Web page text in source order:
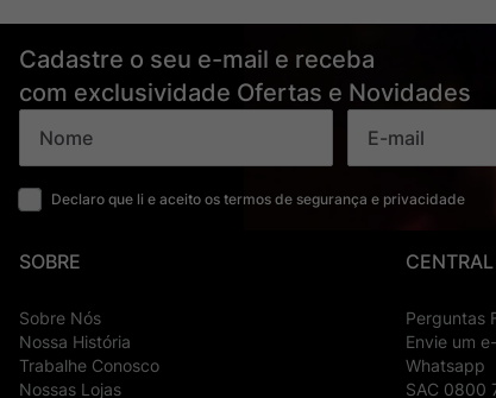
Cadastre o seu e-mail e receba
com exclusividade Ofertas e Novidades
Declaro que li e aceito os termos de segurança e privacidade
SOBRE
Sobre Nós
Nossa História
Trabalhe Conosco
Nossas Lojas
Perguntas
Envie um
Whatsapp
SAC 0800